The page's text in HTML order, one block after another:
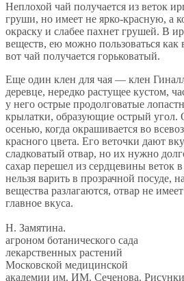
Неплохой чай получается из веток
груши, но имеет не ярко-красную, а
окраску и слабее пахнет грушей. В
веществ, ею можно пользоваться
вот чай получается горьковатый.
Еще один клен для чая — клен
деревце, нередко растущее кустом,
у него острые продолговатые
крылатки, образующие острый угол.
осенью, когда окрашивается во
красного цвета. Его веточки дают
сладковатый отвар, но их нужно
сахар перешел из сердцевины веток
нельзя варить в прозрачной посуде,
вещества разлагаются, отвар не
главное вкуса.
Н. Замятина.
агроном ботанического сада
лекарственных растений
Московской медицинской
академии им. ИМ. Сеченова. Рисунки